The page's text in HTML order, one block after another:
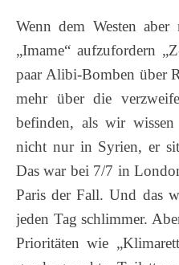
Wenn dem Westen
„Imame“ aufzufordern
paar Alibi-Bomben über
mehr über die
befinden, als wir
nicht nur in Syrien, er
Das war bei 7/7 in
Paris der Fall. Und das
jeden Tag schlimmer.
Prioritäten wie